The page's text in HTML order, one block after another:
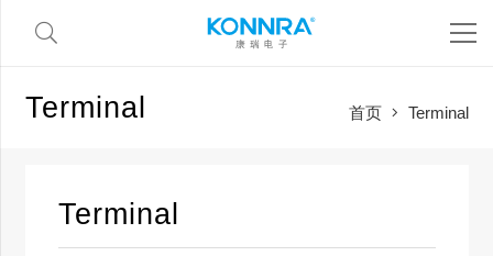
Terminal 首页 Terminal
Terminal